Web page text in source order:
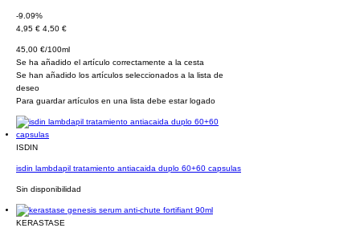
-9.09%
4,95 € 4,50 €
45,00 €/100ml
Se ha añadido el artículo correctamente a la cesta
Se han añadido los artículos seleccionados a la lista de
deseo
Para guardar artículos en una lista debe estar logado
ISDIN
isdin lambdapil tratamiento antiacaida duplo 60+60 capsulas
Sin disponibilidad
KERASTASE